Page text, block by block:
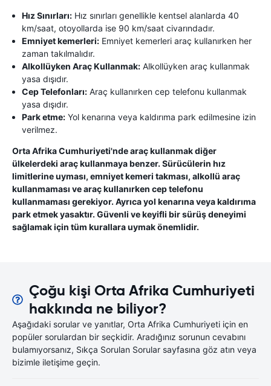
Hız Sınırları: Hız sınırları genellikle kentsel alanlarda 40
km/saat, otoyollarda ise 90 km/saat civarındadır.
Emniyet kemerleri: Emniyet kemerleri araç kullanırken her
zaman takılmalıdır.
Alkollüyken Araç Kullanmak: Alkollüyken araç kullanmak
yasa dışıdır.
Cep Telefonları: Araç kullanırken cep telefonu kullanmak
yasa dışıdır.
Park etme: Yol kenarına veya kaldırıma park edilmesine izin
verilmez.
Orta Afrika Cumhuriyeti'nde araç kullanmak diğer
ülkelerdeki araç kullanmaya benzer. Sürücülerin hız
limitlerine uyması, emniyet kemeri takması, alkollü araç
kullanmaması ve araç kullanırken cep telefonu
kullanmaması gerekiyor. Ayrıca yol kenarına veya kaldırıma
park etmek yasaktır. Güvenli ve keyifli bir sürüş deneyimi
sağlamak için tüm kurallara uymak önemlidir.
Çoğu kişi Orta Afrika Cumhuriyeti
hakkında ne biliyor?
Aşağıdaki sorular ve yanıtlar, Orta Afrika Cumhuriyeti için en
popüler sorulardan bir seçkidir. Aradığınız sorunun cevabını
bulamıyorsanız, Sıkça Sorulan Sorular sayfasına göz atın veya
bizimle iletişime geçin.